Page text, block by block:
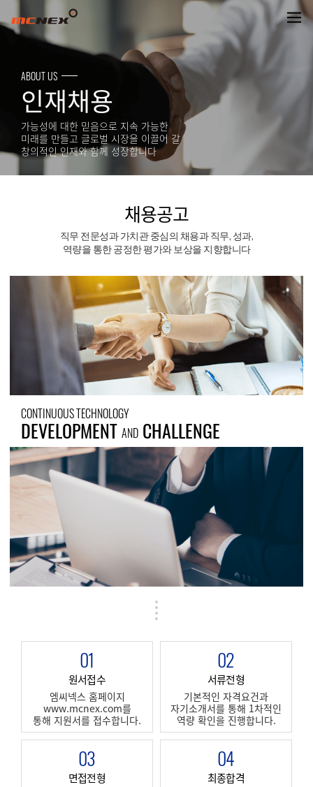
엠씨넥스 채용공고
ABOUT US
인재채용
가능성에 대한 믿음으로 지속 가능한
미래를 만들고 글로벌 시장을 이끌어 갈
창의적인 인재와 함께 성장합니다
채용공고
직무 전문성과 가치관 중심의 채용과 직무, 성과,
역량을 통한 공정한 평가와 보상을 지향합니다
CONTINUOUS TECHNOLOGY
DEVELOPMENT AND CHALLENGE
01
원서접수
엠씨넥스 홈페이지
www.mcnex.com를
통해 지원서를 접수합니다.
02
서류전형
기본적인 자격요건과
자기소개서를 통해 1차적인
역량 확인을 진행합니다.
03
면접전형
04
최종합격